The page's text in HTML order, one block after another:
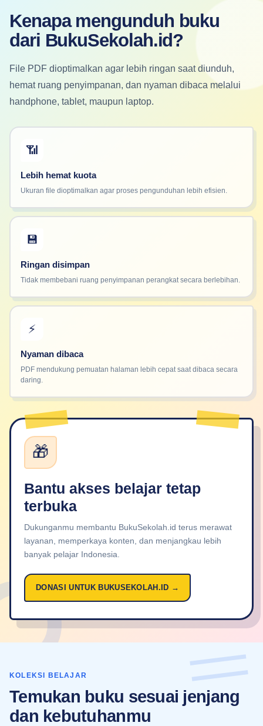
Kenapa mengunduh buku
dari BukuSekolah.id?
File PDF dioptimalkan agar lebih ringan saat diunduh,
hemat ruang penyimpanan, dan nyaman dibaca melalui
handphone, tablet, maupun laptop.
📶
Lebih hemat kuota
Ukuran file dioptimalkan agar proses pengunduhan lebih efisien.
💾
Ringan disimpan
Tidak membebani ruang penyimpanan perangkat secara berlebihan.
⚡
Nyaman dibaca
PDF mendukung pemuatan halaman lebih cepat saat dibaca secara
daring.
🎁
Bantu akses belajar tetap
terbuka
Dukunganmu membantu BukuSekolah.id terus merawat
layanan, memperkaya konten, dan menjangkau lebih
banyak pelajar Indonesia.
DONASI UNTUK BUKUSEKOLAH.ID →
KOLEKSI BELAJAR
Temukan buku sesuai jenjang
dan kebutuhanmu